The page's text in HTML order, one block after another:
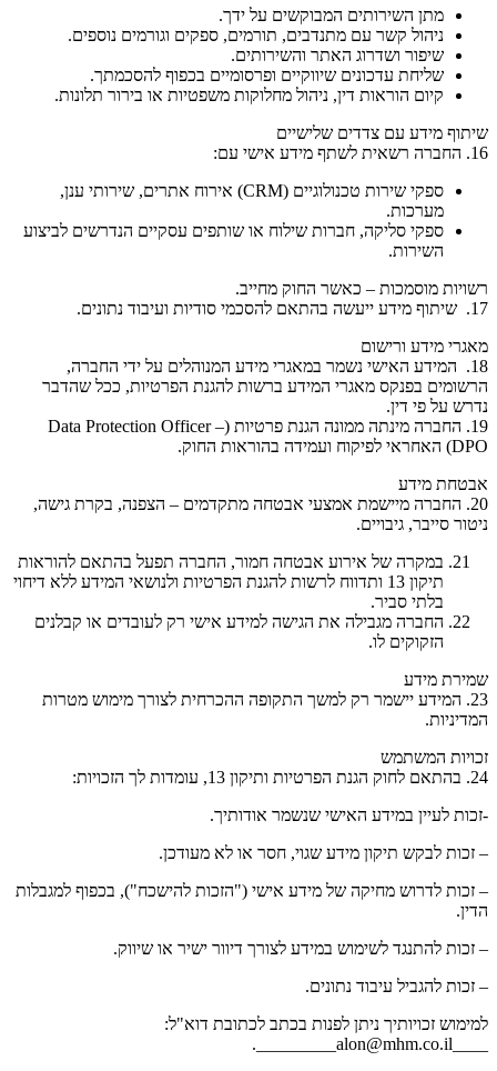
מתן השירותים המבוקשים על ידך.
ניהול קשר עם מתנדבים, תורמים, ספקים וגורמים נוספים.
שיפור ושדרוג האתר והשירותים.
שליחת עדכונים שיווקיים ופרסומיים בכפוף להסכמתך.
קיום הוראות דין, ניהול מחלוקות משפטיות או בירור תלונות.
שיתוף מידע עם צדדים שלישיים
16. החברה רשאית לשתף מידע אישי עם:
ספקי שירות טכנולוגיים (CRM) אירוח אתרים, שירותי ענן,
מערכות.
ספקי סליקה, חברות שילוח או שותפים עסקיים הנדרשים לביצוע
השירות.
רשויות מוסמכות – כאשר החוק מחייב.
17. שיתוף מידע ייעשה בהתאם להסכמי סודיות ועיבוד נתונים.
מאגרי מידע ורישום
18. המידע האישי נשמר במאגרי מידע המנוהלים על ידי החברה,
הרשומים בפנקס מאגרי המידע ברשות להגנת הפרטיות, ככל שהדבר
נדרש על פי דין.
19. החברה מינתה ממונה הגנת פרטיות (Data Protection Officer –
DPO) האחראי לפיקוח ועמידה בהוראות החוק.
אבטחת מידע
20. החברה מיישמת אמצעי אבטחה מתקדמים – הצפנה, בקרת גישה,
ניטור סייבר, גיבויים.
במקרה של אירוע אבטחה חמור, החברה תפעל בהתאם להוראות
תיקון 13 ותדווח לרשות להגנת הפרטיות ולנושאי המידע ללא דיחוי
בלתי סביר.
החברה מגבילה את הגישה למידע אישי רק לעובדים או קבלנים
הזקוקים לו.
שמירת מידע
23. המידע יישמר רק למשך התקופה ההכרחית לצורך מימוש מטרות
המדיניות.
זכויות המשתמש
24. בהתאם לחוק הגנת הפרטיות ותיקון 13, עומדות לך הזכויות:
-זכות לעיין במידע האישי שנשמר אודותיך.
– זכות לבקש תיקון מידע שגוי, חסר או לא מעודכן.
– זכות לדרוש מחיקה של מידע אישי ("הזכות להישכח"), בכפוף למגבלות
הדין.
– זכות להתנגד לשימוש במידע לצורך דיוור ישיר או שיווק.
– זכות להגביל עיבוד נתונים.
למימוש זכויותיך ניתן לפנות בכתב לכתובת דוא"ל: